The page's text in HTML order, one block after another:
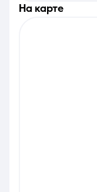
на карте